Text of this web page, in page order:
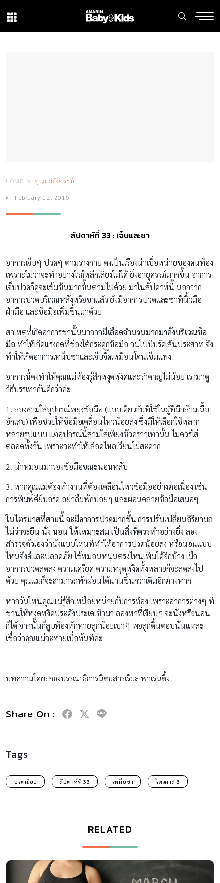
HOME คุณแม่ตั้งครรภ์
February 12, 2015
สัปดาห์ที่ 33 : เจ็บและชา
อาการเจ็บๆ ปวดๆ ตามร่างกาย คงเป็นเรื่องน่าเบื่อหน่ายของคนท้อง
เพราะไม่ว่าจะทำอย่างไรก็หลีกเลี่ยงไม่ได้ ยิ่งอายุครรภ์มากขึ้น อาการ
เจ็บปวดก็ดูจะเข้มข้นมากขึ้นตามไปด้วย มาในสัปดาห์นี้ นอกจาก
อาการปวดบริเวณหลังหรือขาแล้ว ยังมีอาการปวดและชาที่นิ้วมือ
ฝ่ามือ และข้อมือเพิ่มขึ้นมาด้วย
สาเหตุที่เกิดอาการชานั้นมาจากมีเลือดจำนวนมากมาคั่งบริเวณข้อ
มือ ทำให้เกิดแรงกดที่ช่องใต้กระดูกข้อมือ จนไปบีบรัดเส้นประสาท จึง
ทำให้เกิดอาการเหน็บชาและเจ็บจี๊ดเหมือนโดนเข็มแทง
อาการนี้คงทำให้คุณแม่ท้องรู้สึกหงุดหงิดและรำคาญไม่น้อย เรามาดู
วิธีบรรเทากันดีกว่าค่ะ
1. ลองสวมใส่อุปกรณ์พยุงข้อมือ (แบบเดียวกับที่ใช้ในผู้ที่มีกล้ามเนื้อ
อักเสบ) เพื่อช่วยให้ข้อมือเคลื่อนไหวน้อยลง ซึ่งมีให้เลือกใช้หลาก
หลายรูปแบบ แต่อุปกรณ์นี้สวมใส่เพียงชั่วคราวเท่านั้น ไม่ควรใส่
ตลอดทั้งวัน เพราะจะทำให้เลือดไหลเวียนไม่สะดวก
2. นำหมอนมารองข้อมือขณะนอนหลับ
3. หากคุณแม่ต้องทำงานที่ต้องเคลื่อนไหวข้อมืออย่างต่อเนื่อง เช่น
การพิมพ์คีย์บอร์ด อย่าลืมพักบ่อยๆ และผ่อนคลายข้อมือเสมอๆ
ในไตรมาสที่สามนี้ จะมีอาการปวดมากขึ้น การปรับเปลี่ยนอิริยาบถ
ไม่ว่าจะยืน นั่ง นอน ให้เหมาะสม เป็นสิ่งที่ควรทำอย่างยิ่ง ลอง
สำรวจตัวเองว่านั่งแบบไหนที่ทำให้อาการปวดน้อยลง หรือนอนแบบ
ไหนจึงดีและปลอดภัย ใช้หมอนหนุนตรงไหนเพิ่มได้อีกบ้าง เมื่อ
อาการปวดลดลง ความเครียด ความหงุดหงิดทั้งหลายก็จะลดลงไป
ด้วย คุณแม่ก็จะสามารถพักผ่อนได้นานขึ้นกว่าเดิมอีกต่างหาก
หากวันไหนคุณแม่รู้สึกเหนื่อยหน่ายกับการท้อง เพราะอาการต่างๆ ที่
ชวนให้หงุดหงิดประดังประเดเข้ามา ลองหาที่เงียบๆ จะนั่งหรือนอน
ก็ได้ จากนั้นก็ลูบท้องทักทายลูกน้อยเบาๆ พอลูกดิ้นตอบนั่นแหละ
เชื่อว่าคุณแม่จะหายเบื่อทันทีค่ะ
บทความโดย: กองบรรณาธิการนิตยสารเรียล พาเรนติ้ง
Share On :
Tags
ปวดเมื่อย สัปดาห์ที่ 33 เหน็บชา ไตรมาส 3
RELATED